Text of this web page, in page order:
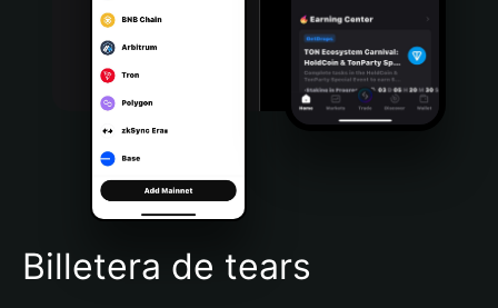
Português (Portugal)
Bahasa Indonesia
Português (Brasil)
Español (Argentina)
Billetera de tears